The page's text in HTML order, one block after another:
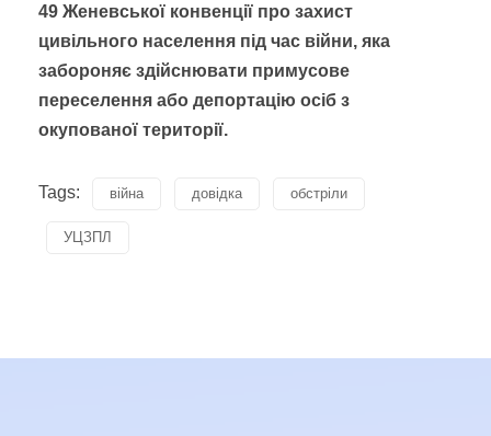
49 Женевської конвенції про захист
цивільного населення під час війни, яка
забороняє здійснювати примусове
переселення або депортацію осіб з
окупованої території.
Tags: війна довідка обстріли
УЦЗПЛ